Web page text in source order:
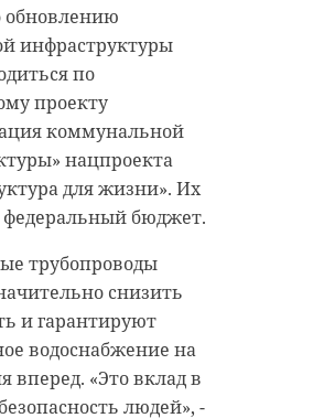
обновлению
инфраструктуры
по
проекту
коммунальной
нацпроекта
для жизни». Их
бюджет.
трубопроводы
снизить
и гарантируют
водоснабжение на
вперед. «Это вклад в
людей», -
«Мы всегда рады
на нашей
земле. В добрый
губернатор.
также
Ленинградской
рабочей
гуси из
tulip-
статьей: